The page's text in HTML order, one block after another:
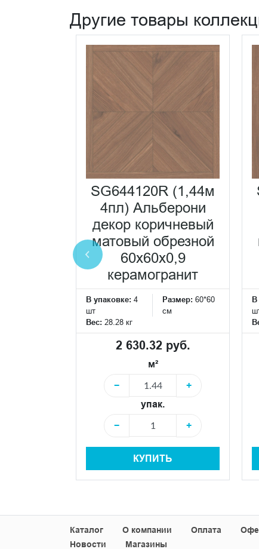
Другие товары
SG644120R (1,44м
4пл) Альберони
декор коричневый
матовый обрезной
60x60x0,9
керамогранит
В упаковке: 4
шт
Размер: 60*60
см
Вес: 28.28 кг
2 630.32 руб.
м²
−
+
упак.
−
+
КУПИТЬ
В
Каталог О компании Оплата
Новости
Магазины